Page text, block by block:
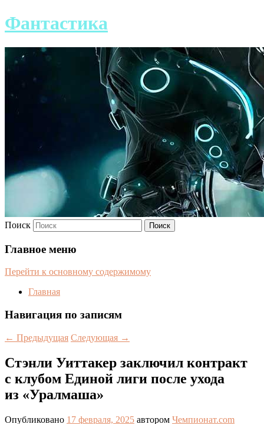
Фантастика
Поиск
Главное меню
Перейти к основному содержимому
Главная
Навигация по записям
← Предыдущая Следующая →
Стэнли Уиттакер заключил контракт
с клубом Единой лиги после ухода
из «Уралмаша»
Опубликовано 17 февраля, 2025 автором Чемпионат.com